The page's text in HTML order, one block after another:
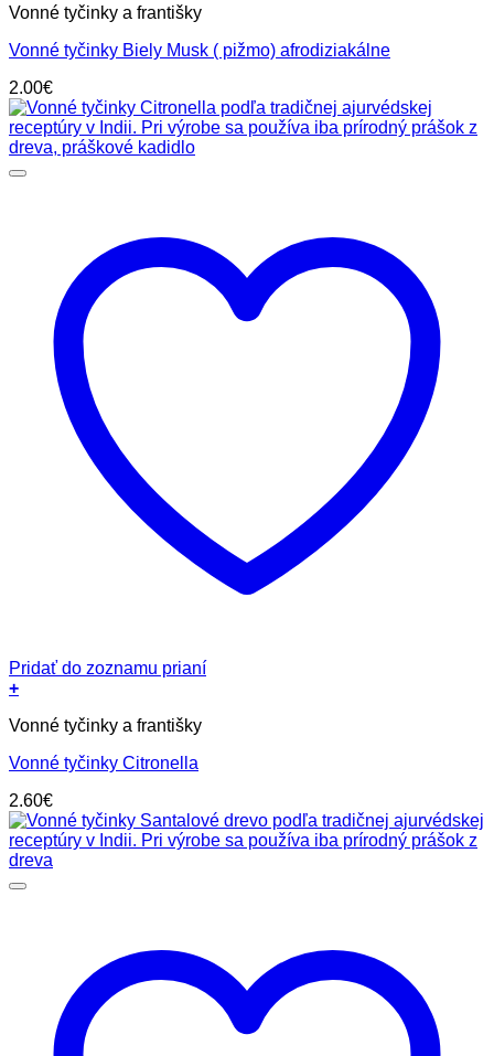
Vonné tyčinky a františky
Vonné tyčinky Biely Musk ( pižmo) afrodiziakálne
2.00€
Pridať do zoznamu prianí
+
Vonné tyčinky a františky
Vonné tyčinky Citronella
2.60€